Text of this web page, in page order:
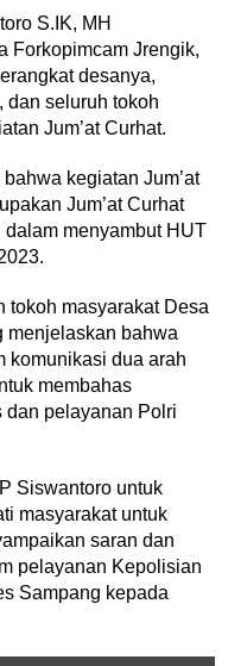
S.IK, MH
Forkopimcam Jrengik,
desanya,
dan seluruh tokoh
Jum’at Curhat.
kegiatan Jum’at
Jum’at Curhat
menyambut HUT
tokoh masyarakat Desa
menjelaskan bahwa
komunikasi dua arah
membahas
dan pelayanan Polri
Siswantoro untuk
masyarakat untuk
saran dan
pelayanan Kepolisian
Sampang kepada